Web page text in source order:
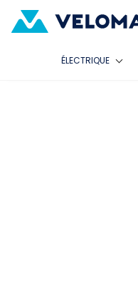
ÉLECTRIQUE